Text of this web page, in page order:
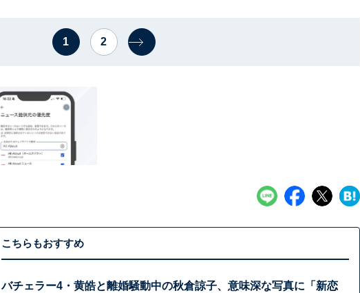
1 2
こちらもおすすめ
バチェラー4・黄皓と離婚騒動中の秋倉諒子、意味深な写真に「新恋